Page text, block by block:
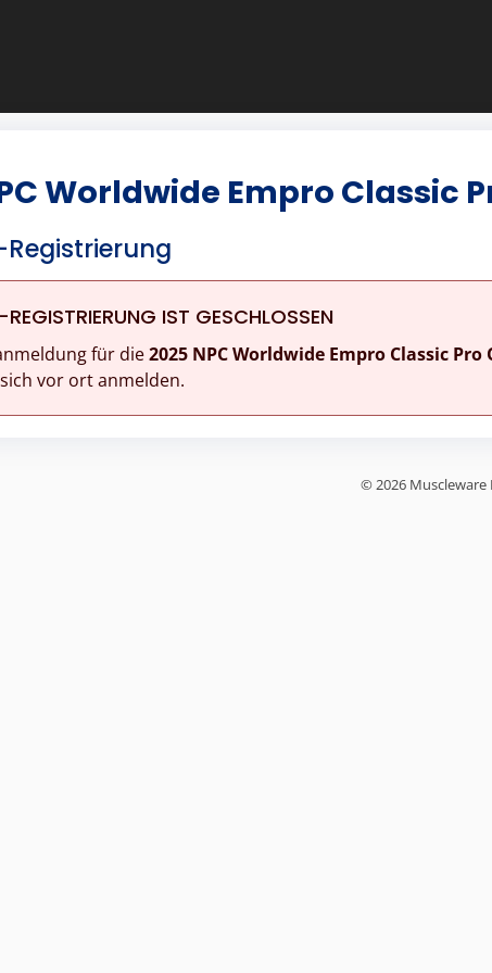
Worldwide Empro Classic
IST GESCHLOSSEN
für die2025 NPC Worldwide Empro Classic
vor ort anmelden.
© 2026 Muscleware